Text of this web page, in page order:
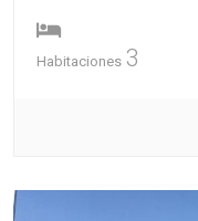
Habitaciones 3